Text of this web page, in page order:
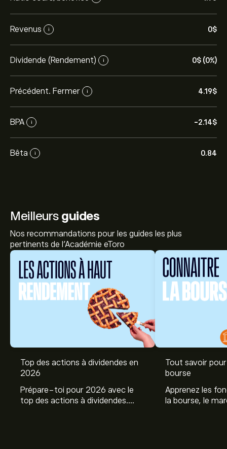
Revenus i 0‎$‎
Dividende (Rendement) i 0‎$‎ (0%)
Précédent. Fermer i 4.19‎$‎
BPA i -2.14‎$‎
Bêta i 0.84
Meilleurs guides
Nos recommandations pour les guides les plus
pertinents de l'Académie eToro
Top des actions à dividendes en
2026
Prépare-toi pour 2026 avec le
top des actions à dividendes.
Tout savoir
bourse
Apprenez les
la bourse, le
Le prix actuel de l'action KLRS est de 4.10‎$‎.